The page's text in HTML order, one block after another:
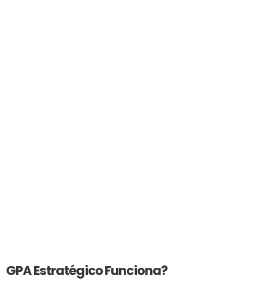
GPA Estratégico Funciona?